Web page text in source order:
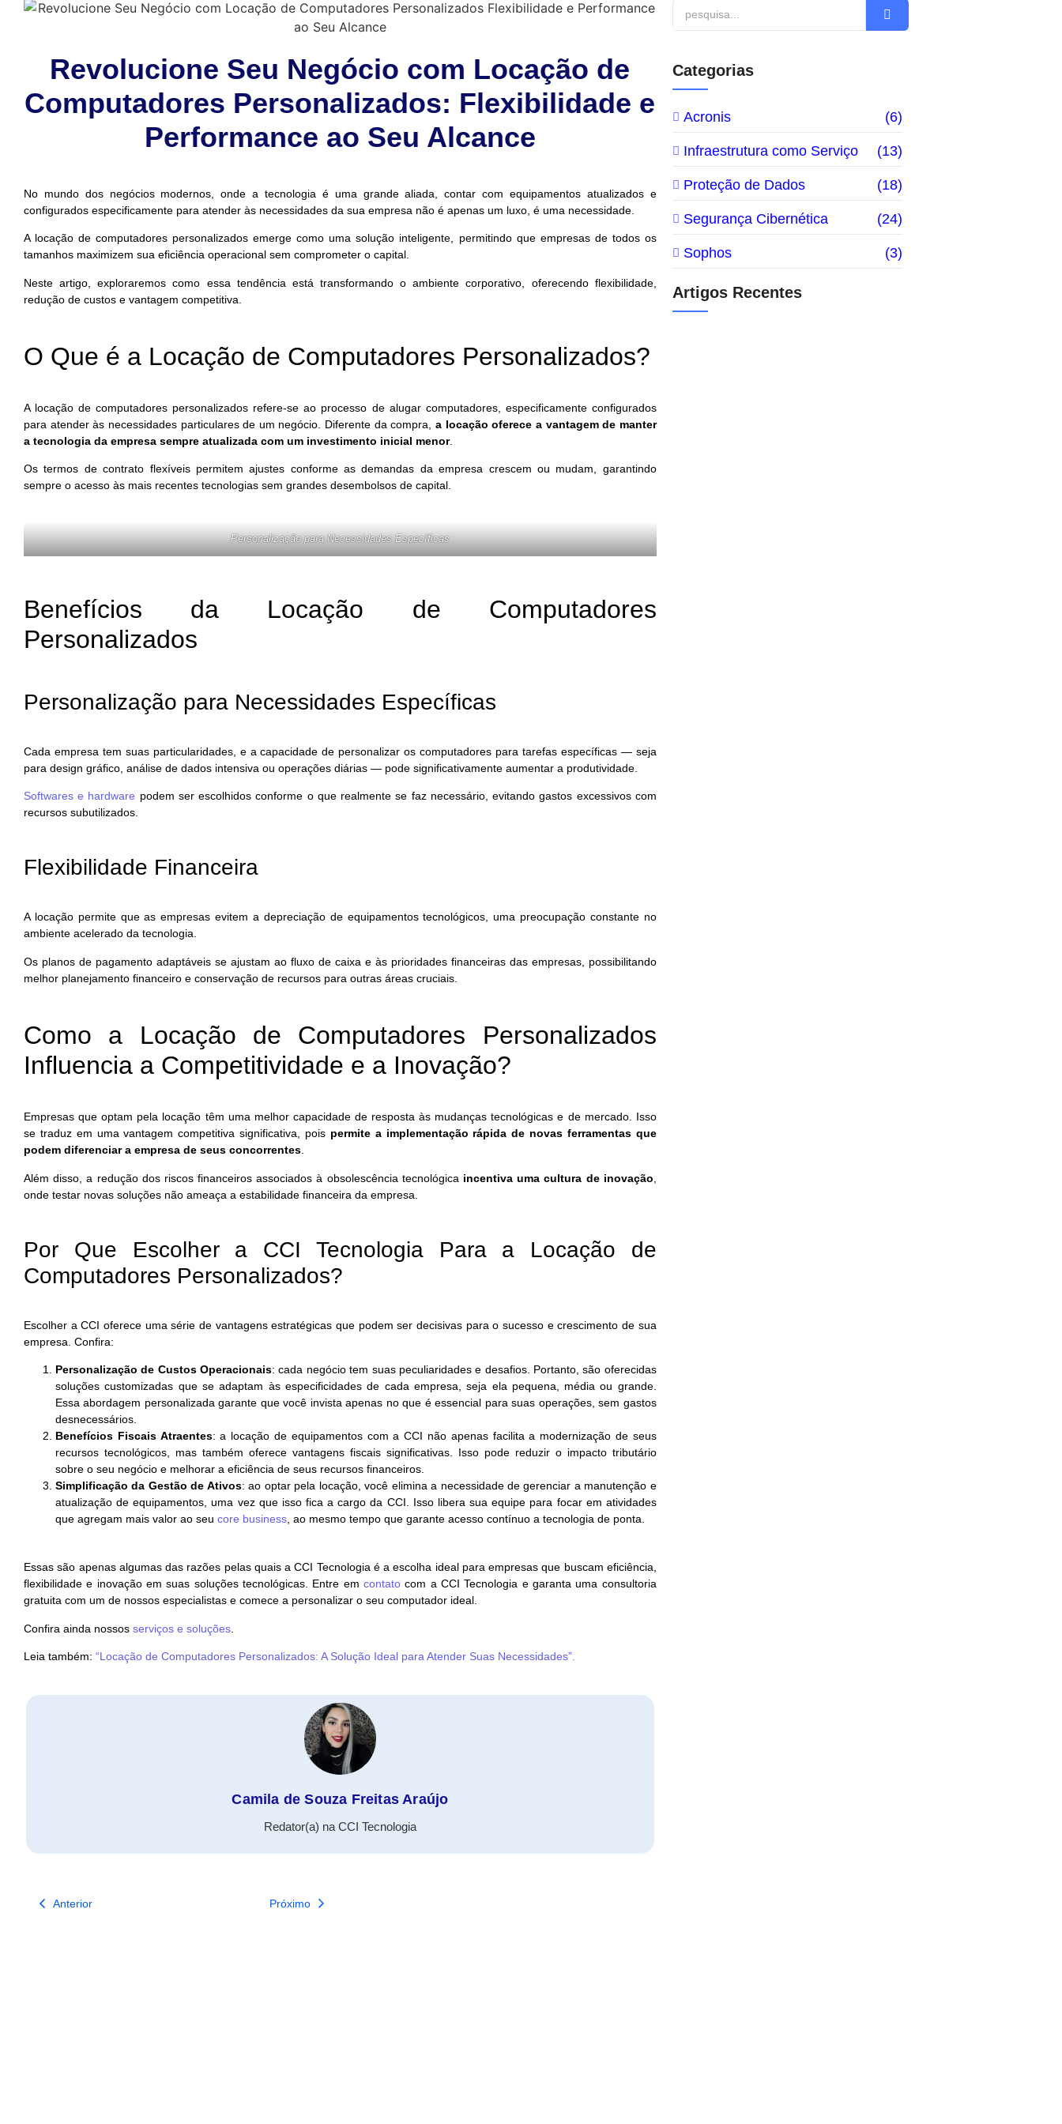
Revolucione Seu Negócio com Locação de
Computadores Personalizados: Flexibilidade e
Performance ao Seu Alcance
No mundo dos negócios modernos, onde a tecnologia é uma grande aliada, contar com equipamentos atualizados e
configurados especificamente para atender às necessidades da sua empresa não é apenas um luxo, é uma necessidade.
A locação de computadores personalizados emerge como uma solução inteligente, permitindo que empresas de todos os
tamanhos maximizem sua eficiência operacional sem comprometer o capital.
Neste artigo, exploraremos como essa tendência está transformando o ambiente corporativo, oferecendo flexibilidade,
redução de custos e vantagem competitiva.
O Que é a Locação de Computadores Personalizados?
A locação de computadores personalizados refere-se ao processo de alugar computadores, especificamente configurados
para atender às necessidades particulares de um negócio. Diferente da compra, a locação oferece a vantagem de manter
a tecnologia da empresa sempre atualizada com um investimento inicial menor.
Os termos de contrato flexíveis permitem ajustes conforme as demandas da empresa crescem ou mudam, garantindo
sempre o acesso às mais recentes tecnologias sem grandes desembolsos de capital.
Personalização para Necessidades Específicas
Benefícios da Locação de Computadores
Personalizados
Personalização para Necessidades Específicas
Cada empresa tem suas particularidades, e a capacidade de personalizar os computadores para tarefas específicas — seja
para design gráfico, análise de dados intensiva ou operações diárias — pode significativamente aumentar a produtividade.
Softwares e hardware podem ser escolhidos conforme o que realmente se faz necessário, evitando gastos excessivos com
recursos subutilizados.
Flexibilidade Financeira
A locação permite que as empresas evitem a depreciação de equipamentos tecnológicos, uma preocupação constante no
ambiente acelerado da tecnologia.
Os planos de pagamento adaptáveis se ajustam ao fluxo de caixa e às prioridades financeiras das empresas, possibilitando
melhor planejamento financeiro e conservação de recursos para outras áreas cruciais.
Como a Locação de Computadores Personalizados
Influencia a Competitividade e a Inovação?
Empresas que optam pela locação têm uma melhor capacidade de resposta às mudanças tecnológicas e de mercado. Isso
se traduz em uma vantagem competitiva significativa, pois permite a implementação rápida de novas ferramentas que
podem diferenciar a empresa de seus concorrentes.
Além disso, a redução dos riscos financeiros associados à obsolescência tecnológica incentiva uma cultura de inovação
onde testar novas soluções não ameaça a estabilidade financeira da empresa.
Por Que Escolher a CCI Tecnologia Para a Locação de
Computadores Personalizados?
Escolher a CCI oferece uma série de vantagens estratégicas que podem ser decisivas para o sucesso e crescimento de sua
empresa. Confira:
Personalização de Custos Operacionais: cada negócio tem suas peculiaridades e desafios. Portanto, são oferecidas
soluções customizadas que se adaptam às especificidades de cada empresa, seja ela pequena, média ou grande.
Essa abordagem personalizada garante que você invista apenas no que é essencial para suas operações, sem gastos
desnecessários.
Benefícios Fiscais Atraentes: a locação de equipamentos com a CCI não apenas facilita a modernização de seus
recursos tecnológicos, mas também oferece vantagens fiscais significativas. Isso pode reduzir o impacto tributário
sobre o seu negócio e melhorar a eficiência de seus recursos financeiros.
Simplificação da Gestão de Ativos: ao optar pela locação, você elimina a necessidade de gerenciar a manutenção e
atualização de equipamentos, uma vez que isso fica a cargo da CCI. Isso libera sua equipe para focar em atividades
que agregam mais valor ao seu core business, ao mesmo tempo que garante acesso contínuo a tecnologia de ponta.
Essas são apenas algumas das razões pelas quais a CCI Tecnologia é a escolha ideal para empresas que buscam eficiência,
flexibilidade e inovação em suas soluções tecnológicas. Entre emcontato com a CCI Tecnologia e garanta uma consultoria
gratuita com um de nossos especialistas e comece a personalizar o seu computador ideal.
Confira ainda nossos serviços e soluções
Leia também: “Locação de Computadores Personalizados: A Solução Ideal para Atender Suas Necessidades”.
Camila de Souza Freitas Araújo
Redator(a) na CCI Tecnologia
Anterior Próximo
Categorias
Acronis (6)
Infraestrutura como Serviço (13)
Proteção de Dados (18)
Segurança Cibernética (24)
Sophos (3)
Artigos Recentes